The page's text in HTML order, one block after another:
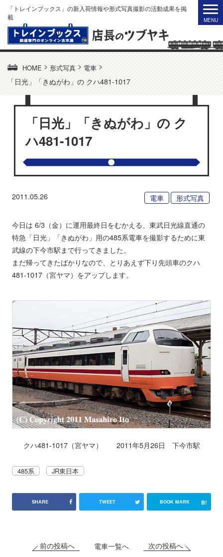
「トレインブックス」の新入荷情報や形式写真撮影の活動成果を掲
載
HOME > 形式写真 > 電車 >
「日光」「きぬがわ」の クハ481-1017
「日光」「きぬがわ」の ク
ハ481-1017
2011.05.26 電車 形式写真
今日は 6/3（金）に運用最終日をむかえる、東武日光線直通の
特急「日光」「きぬがわ」用の485系電車を撮影するために東
武線の下今市駅まで行ってきました。
まだ帰ってきたばかりなので、とりあえず下り先頭車のクハ
481-1017（宮ヤマ）をアップします。
クハ481-1017（宮ヤマ） 2011年5月26日 下今市駅
485系 JR東日本
SHARE TWEET BOOK MARK B!
前の投稿へ 電車一覧へ 次の投稿へ